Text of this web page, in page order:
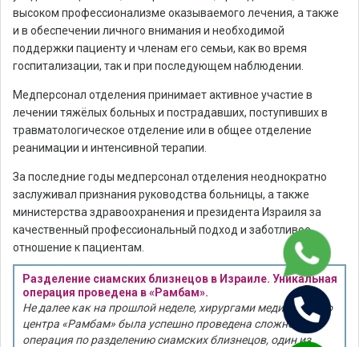
высоком профессионализме оказываемого лечения, а также
и в обеспечении личного внимания и необходимой
поддержки пациенту и членам его семьи, как во время
госпитализации, так и при последующем наблюдении.
Медперсонал отделения принимает активное участие в
лечении тяжёлых больных и пострадавших, поступивших в
травматологическое отделение или в общее отделение
реанимации и интенсивной терапии.
За последние годы медперсонал отделения неоднократно
заслуживал признания руководства больницы, а также
министерства здравоохранения и президента Израиля за
качественный профессиональный подход и заботливое
отношение к пациентам.
Разделение сиамских близнецов в Израиле. Уникальная
операция проведена в «Рамбам».
Не далее как на прошлой неделе, хирургами медицинского
центра «Рамбам» была успешно проведена сложнейшая
операция по разделению сиамских близнецов, один из